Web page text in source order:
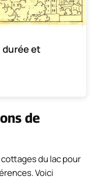
durée et
de
du lac pour
Voici